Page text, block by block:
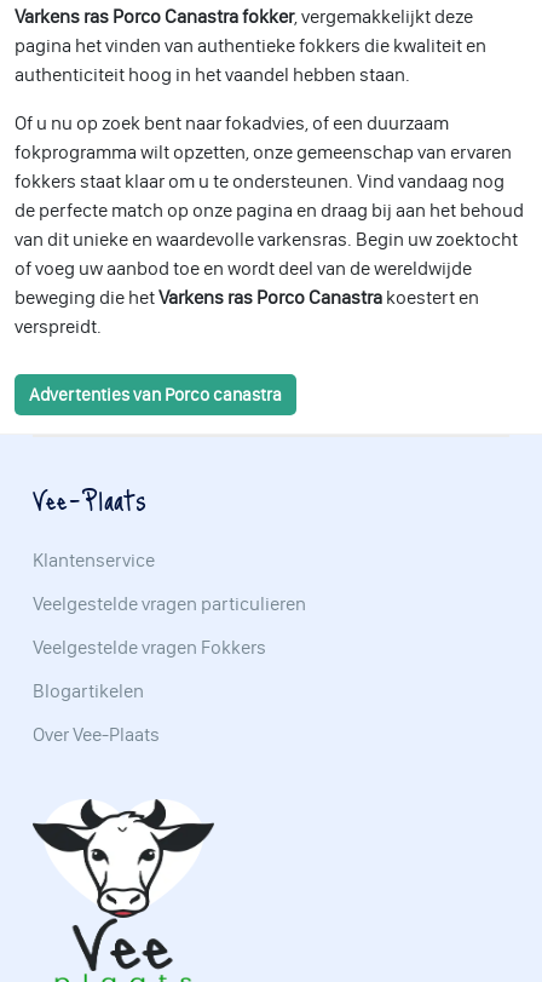
Varkens ras Porco Canastra fokker, vergemakkelijkt deze
pagina het vinden van authentieke fokkers die kwaliteit en
authenticiteit hoog in het vaandel hebben staan.
Of u nu op zoek bent naar fokadvies, of een duurzaam
fokprogramma wilt opzetten, onze gemeenschap van ervaren
fokkers staat klaar om u te ondersteunen. Vind vandaag nog
de perfecte match op onze pagina en draag bij aan het behoud
van dit unieke en waardevolle varkensras. Begin uw zoektocht
of voeg uw aanbod toe en wordt deel van de wereldwijde
beweging die hetVarkens ras Porco Canastra koestert en
verspreidt.
Advertenties van Porco canastra
Vee-Plaats
Klantenservice
Veelgestelde vragen particulieren
Veelgestelde vragen Fokkers
Blogartikelen
Over Vee-Plaats